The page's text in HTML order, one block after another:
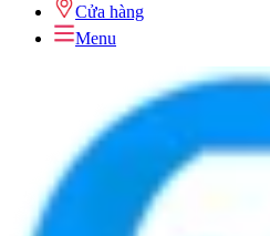
Cửa hàng
Menu